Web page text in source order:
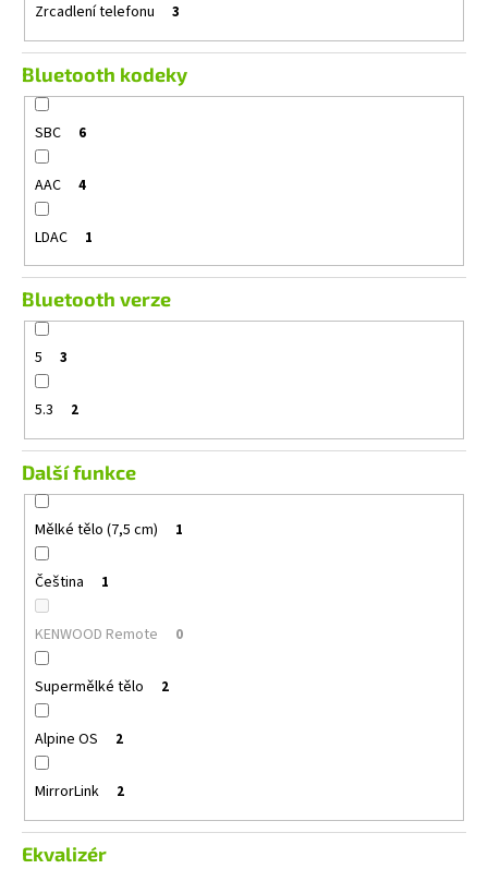
Zrcadlení telefonu 3
Bluetooth kodeky
SBC 6
AAC 4
LDAC 1
Bluetooth verze
5 3
5.3 2
Další funkce
Mělké tělo (7,5 cm) 1
Čeština 1
KENWOOD Remote 0
Supermělké tělo 2
Alpine OS 2
MirrorLink 2
Ekvalizér